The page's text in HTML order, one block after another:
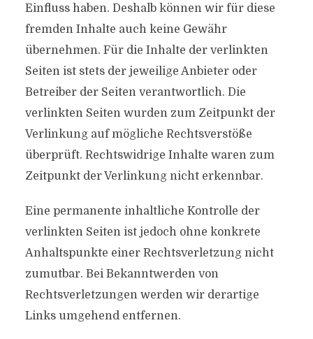
Einfluss haben. Deshalb können wir für diese
fremden Inhalte auch keine Gewähr
übernehmen. Für die Inhalte der verlinkten
Seiten ist stets der jeweilige Anbieter oder
Betreiber der Seiten verantwortlich. Die
verlinkten Seiten wurden zum Zeitpunkt der
Verlinkung auf mögliche Rechtsverstöße
überprüft. Rechtswidrige Inhalte waren zum
Zeitpunkt der Verlinkung nicht erkennbar.
Eine permanente inhaltliche Kontrolle der
verlinkten Seiten ist jedoch ohne konkrete
Anhaltspunkte einer Rechtsverletzung nicht
zumutbar. Bei Bekanntwerden von
Rechtsverletzungen werden wir derartige
Links umgehend entfernen.